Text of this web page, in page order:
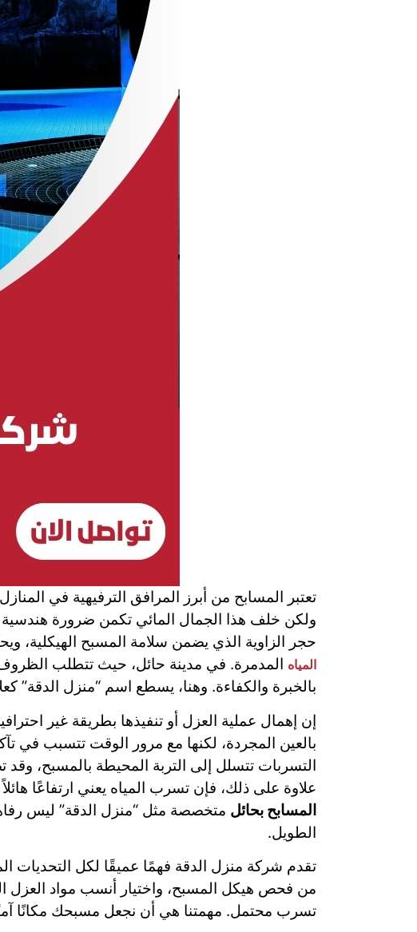
تعتبر المسابح من أبرز المرافق الترفيهية في
ولكن خلف هذا الجمال المائي تكمن ضرورة هندسية
حجر الزاوية الذي يضمن سلامة المسبح الهيكلية،
المياه المدمرة. في مدينة حائل، حيث تتطلب الظروف
بالخبرة والكفاءة. وهنا، يسطع اسم “منزل الدقة”
إن إهمال عملية العزل أو تنفيذها بطريقة غير
بالعين المجردة، لكنها مع مرور الوقت تتسبب في
التسربات تتسلل إلى التربة المحيطة بالمسبح،
علاوة على ذلك، فإن تسرب المياه يعني ارتفاعًا
المسابح بحائل متخصصة مثل “منزل الدقة” ليس
الطويل.
تقدم شركة منزل الدقة فهمًا عميقًا لكل التحديات
من فحص هيكل المسبح، واختيار أنسب مواد العزل
تسرب محتمل. مهمتنا هي أن نجعل مسبحك مكانًا